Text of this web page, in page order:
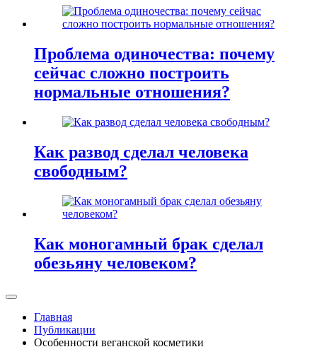
Проблема одиночества: почему
сейчас сложно построить
нормальные отношения?
Как развод сделал человека
свободным?
Как моногамный брак сделал
обезьяну человеком?
Главная
Публикации
Особенности веганской косметики